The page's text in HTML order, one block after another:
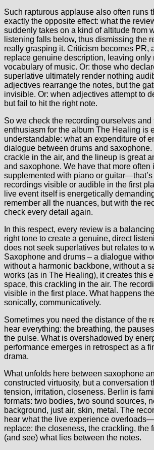
Such rapturous applause also often runs
exactly the opposite effect: what the
suddenly takes on a kind of altitude from
listening falls below, thus dismissing the
really grasping it. Criticism becomes PR,
replace genuine description, leaving only
vocabulary of music. Or: those who
superlative ultimately render nothing
adjectives rearrange the notes, but the
invisible. Or: when adjectives attempt to
but fail to hit the right note.
So we check the recording ourselves and
enthusiasm for the album The Healing is
understandable: what an expenditure of
dialogue between drums and saxophone.
crackle in the air, and the lineup is great
and saxophone. We have that more often
supplemented with piano or
recordings visible or audible in the first
live event itself is energetically
remember all the nuances, but with the
check every detail again.
In this respect, every review is a
right tone to create a genuine, direct
does not seek superlatives but relates to
Saxophone and drums – a dialogue
without a harmonic backbone, without a
works (as in The Healing), it creates this
space, this crackling in the air. The
visible in the first place. What happens
sonically, communicatively.
Sometimes you need the distance of the
hear everything: the breathing, the
the pulse. What is overshadowed by
performance emerges in retrospect as a
drama.
What unfolds here between saxophone
constructed virtuosity, but a conversation
tension, irritation, closeness. Berlin is
formats: two bodies, two sound sources,
background, just air, skin, metal. The
hear what the live experience
replace: the closeness, the crackling, the
(and see) what lies between the notes.